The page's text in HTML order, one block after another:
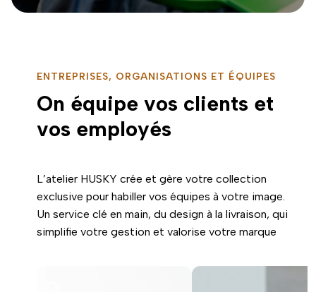
ENTREPRISES, ORGANISATIONS ET ÉQUIPES
On équipe vos clients et
vos employés
L’atelier HUSKY crée et gère votre collection
exclusive pour habiller vos équipes à votre image.
Un service clé en main, du design à la livraison, qui
simplifie votre gestion et valorise votre marque